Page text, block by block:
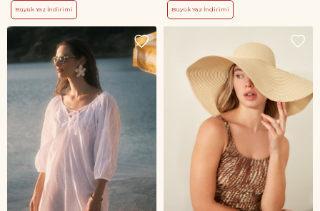
Büyük Yaz İndirimi Büyük Yaz İndirimi